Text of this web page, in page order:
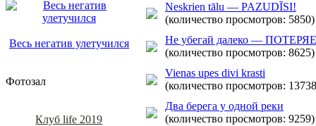
Весь негатив улетучился
Фотозал
Клуб life 2019
Neskrien tālu — PAZUDĪSI!
(количество просмотров: 5850)
Не убегай далеко —
(количество просмотров: 8625)
Vienas upes divi krasti
(количество просмотров:
Два берега у одной реки
(количество просмотров: 9259)